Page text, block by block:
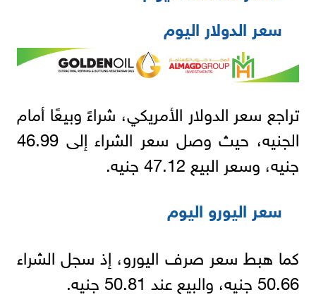
سعر الدولار اليوم
تراجع سعر الدولار الأمريكي، شراءً وبيعًا أمام
الجنيه، حيث وصل سعر الشراء إلى 46.99
جنيه، وسعر البيع 47.12 جنيه.
سعر اليورو اليوم
كما هبط سعر صرف اليورو، إذ سجل الشراء
50.66 جنيه، والبيع عند 50.81 ‏جنيه.